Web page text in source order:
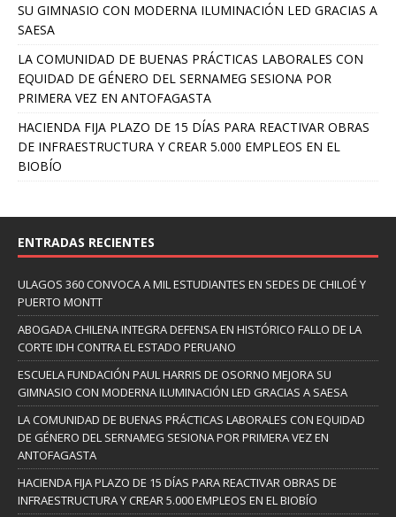
SU GIMNASIO CON MODERNA ILUMINACIÓN LED GRACIAS A
SAESA
LA COMUNIDAD DE BUENAS PRÁCTICAS LABORALES CON
EQUIDAD DE GÉNERO DEL SERNAMEG SESIONA POR
PRIMERA VEZ EN ANTOFAGASTA
HACIENDA FIJA PLAZO DE 15 DÍAS PARA REACTIVAR OBRAS
DE INFRAESTRUCTURA Y CREAR 5.000 EMPLEOS EN EL
BIOBÍO
ENTRADAS RECIENTES
ULAGOS 360 CONVOCA A MIL ESTUDIANTES EN SEDES DE CHILOÉ Y
PUERTO MONTT
ABOGADA CHILENA INTEGRA DEFENSA EN HISTÓRICO FALLO DE LA
CORTE IDH CONTRA EL ESTADO PERUANO
ESCUELA FUNDACIÓN PAUL HARRIS DE OSORNO MEJORA SU
GIMNASIO CON MODERNA ILUMINACIÓN LED GRACIAS A SAESA
LA COMUNIDAD DE BUENAS PRÁCTICAS LABORALES CON EQUIDAD
DE GÉNERO DEL SERNAMEG SESIONA POR PRIMERA VEZ EN
ANTOFAGASTA
HACIENDA FIJA PLAZO DE 15 DÍAS PARA REACTIVAR OBRAS DE
INFRAESTRUCTURA Y CREAR 5.000 EMPLEOS EN EL BIOBÍO